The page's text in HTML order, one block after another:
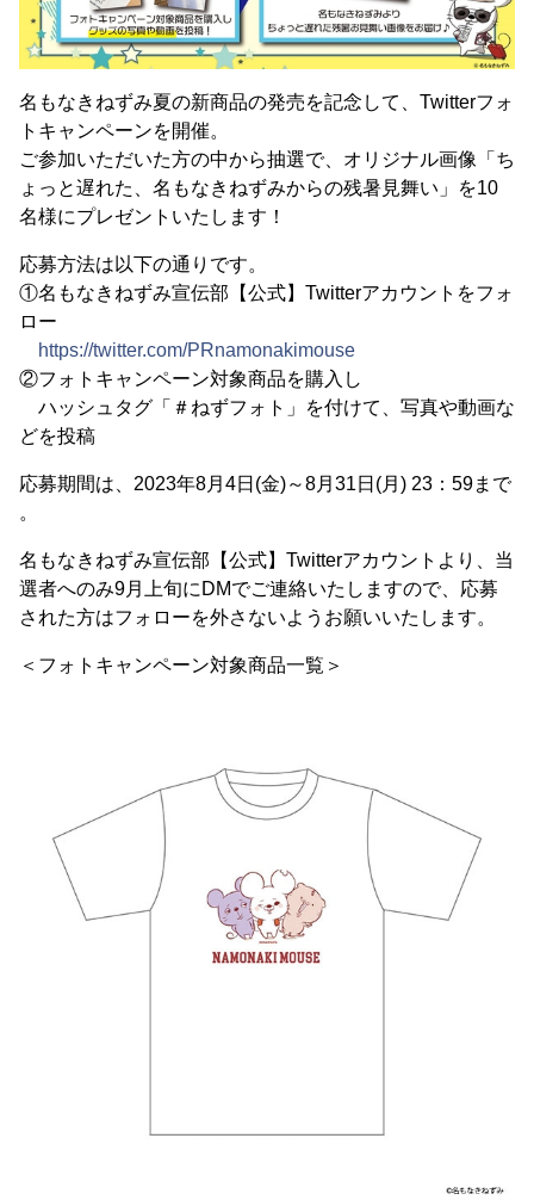
名もなきねずみ夏の新商品の発売を記念して、Twitterフォ
トキャンペーンを開催。
ご参加いただいた方の中から抽選で、オリジナル画像「ち
ょっと遅れた、名もなきねずみからの残暑見舞い」を10
名様にプレゼントいたします！
応募方法は以下の通りです。
①名もなきねずみ宣伝部【公式】Twitterアカウントをフォ
ロー
https://twitter.com/PRnamonakimouse
②フォトキャンペーン対象商品を購入し
ハッシュタグ「＃ねずフォト」を付けて、写真や動画な
どを投稿
応募期間は、2023年8月4日(金)～8月31日(月) 23：59まで
。
名もなきねずみ宣伝部【公式】Twitterアカウントより、当
選者へのみ9月上旬にDMでご連絡いたしますので、応募
された方はフォローを外さないようお願いいたします。
＜フォトキャンペーン対象商品一覧＞